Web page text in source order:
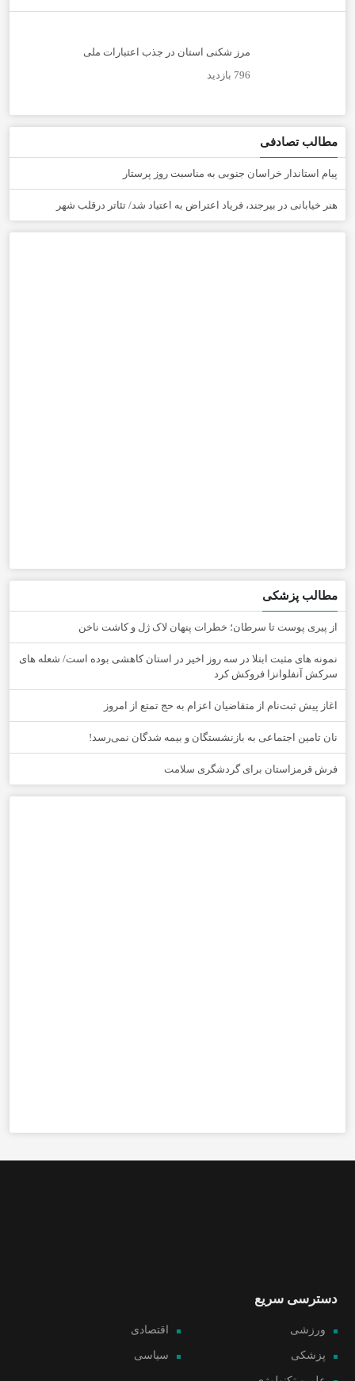
مرز شکنی استان در جذب اعتبارات ملی
796 بازدید
مطالب تصادفی
پیام استاندار خراسان جنوبی به مناسبت روز پرستار
هنر خیابانی در بیرجند، فریاد اعتراض به اعتیاد شد/ تئاتر درقلب شهر
مطالب پزشکی
از پیری پوست تا سرطان؛ خطرات پنهان لاک ژل و کاشت ناخن
نمونه های مثبت ابتلا در سه روز اخیر در استان کاهشی بوده است/ شعله های
سرکش آنفلوانزا فروکش کرد
اغاز پیش ثبت‌نام از متقاضیان اعزام به حج تمتع از امروز
نان تامین اجتماعی به بازنشستگان و بیمه شدگان نمی‌رسد!
فرش قرمزاستان برای گردشگری سلامت
دسترسی سریع
ورزشی اقتصادی
پزشکی سیاسی